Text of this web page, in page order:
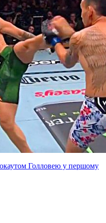
Голловею у першому